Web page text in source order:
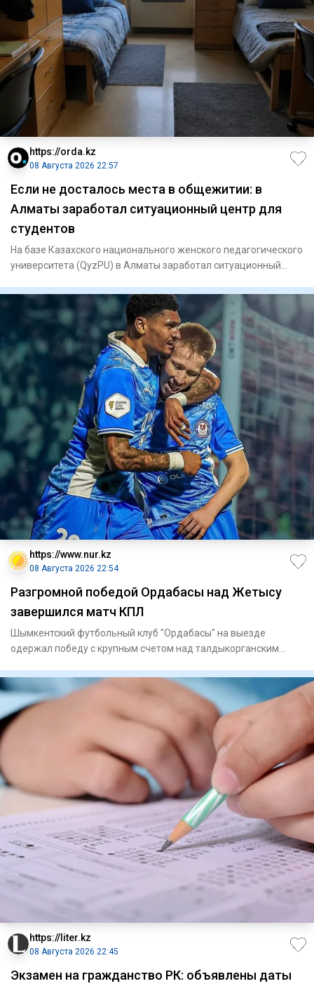
https://orda.kz
08 Августа 2026 22:57
Если не досталось места в общежитии: в
Алматы заработал ситуационный центр для
студентов
На базе Казахского национального женского педагогического
университета (QyzPU) в Алматы заработал ситуационный
https://www.nur.kz
08 Августа 2026 22:54
Разгромной победой Ордабасы над Жетысу
завершился матч КПЛ
Шымкентский футбольный клуб "Ордабасы" на выезде
одержал победу с крупным счетом над талдыкорганским
https://liter.kz
08 Августа 2026 22:45
Экзамен на гражданство РК: объявлены даты